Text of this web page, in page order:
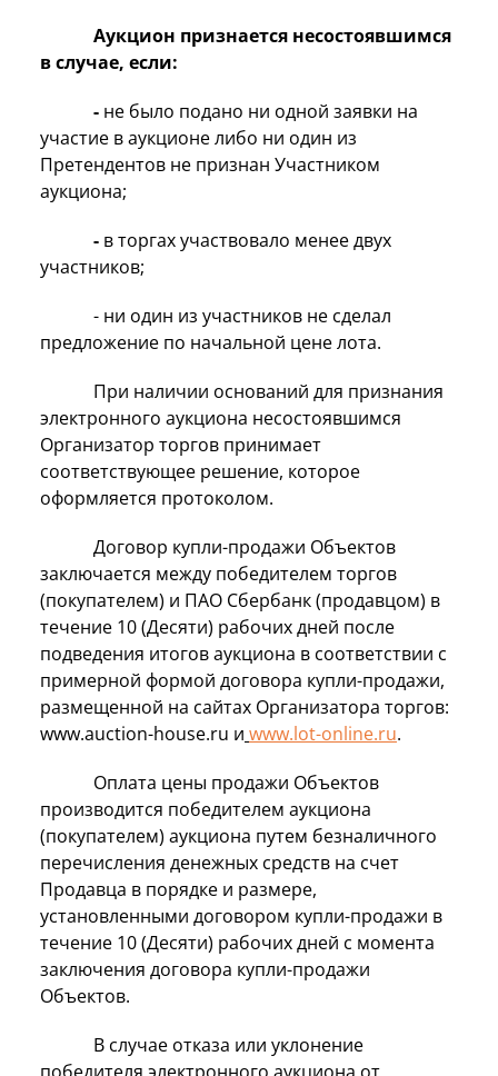
Аукцион признается несостоявшимся
в случае, если:
- не было подано ни одной заявки на
участие в аукционе либо ни один из
Претендентов не признан Участником
аукциона;
- в торгах участвовало менее двух
участников;
- ни один из участников не сделал
предложение по начальной цене лота.
При наличии оснований для признания
электронного аукциона несостоявшимся
Организатор торгов принимает
соответствующее решение, которое
оформляется протоколом.
Договор купли-продажи Объектов
заключается между победителем торгов
(покупателем) и ПАО Сбербанк (продавцом) в
течение 10 (Десяти) рабочих дней после
подведения итогов аукциона в соответствии с
примерной формой договора купли-продажи,
размещенной на сайтах Организатора торгов:
www.auction-house.ru и www.lot-online.ru.
Оплата цены продажи Объектов
производится победителем аукциона
(покупателем) аукциона путем безналичного
перечисления денежных средств на счет
Продавца в порядке и размере,
установленными договором купли-продажи в
течение 10 (Десяти) рабочих дней с момента
заключения договора купли-продажи
Объектов.
В случае отказа или уклонение